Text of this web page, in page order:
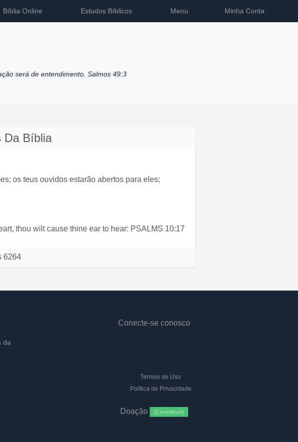
Bíblia Online Estudos Bíblicos Menu Minha Conta
será de entendimento. Salmos 49:3
Da Bíblia
os teus ouvidos estarão abertos para eles;
thou wilt cause thine ear to hear: PSALMS 10:17
6264
da
Conecte-se conosco
Termos de Uso
Política de Privacidade
Doação (Contribuir)